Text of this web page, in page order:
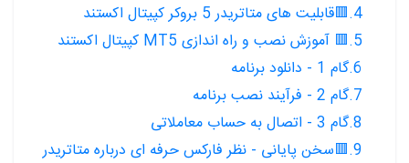
4.🟥قابلیت های متاتریدر 5 بروکر کپیتال اکستند
5.🟥 آموزش نصب و راه اندازی MT5 کپیتال اکستند
6.گام 1 - دانلود برنامه
7.گام 2 - فرآیند نصب برنامه
8.گام 3 - اتصال به حساب معاملاتی
9.🟥سخن پایانی - نظر فارکس حرفه ای درباره متاتریدر